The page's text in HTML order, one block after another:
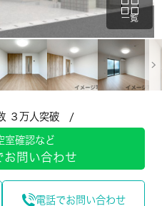
一覧
３万人突破 /
室確認など
お問い合わせ
電話でお問い合わせ